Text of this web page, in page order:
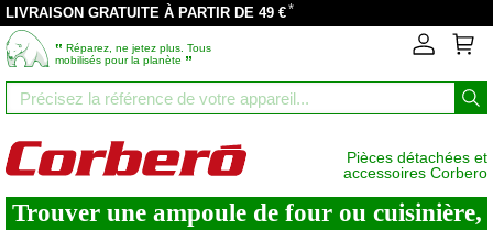
LIVRAISON GRATUITE À PARTIR DE 49 €*
‟ Réparez, ne jetez plus. Tous
mobilisés pour la planète ”
Pièces détachées et
accessoires Corbero
Trouver une ampoule de four ou cuisinière,